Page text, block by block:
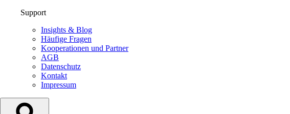
Support
Insights & Blog
Häufige Fragen
Kooperationen und Partner
AGB
Datenschutz
Kontakt
Impressum